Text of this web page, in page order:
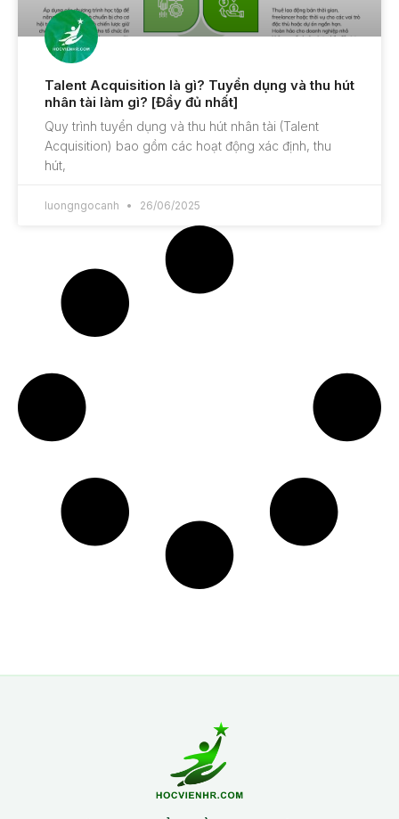
Talent Acquisition là gì? Tuyển dụng và thu hút
nhân tài làm gì? [Đầy đủ nhất]
Quy trình tuyển dụng và thu hút nhân tài (Talent
Acquisition) bao gồm các hoạt động xác định, thu
hút,
luongngocanh 26/06/2025